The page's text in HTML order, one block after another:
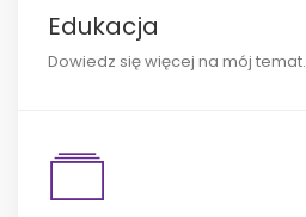
Edukacja
Dowiedz się więcej na mój temat.